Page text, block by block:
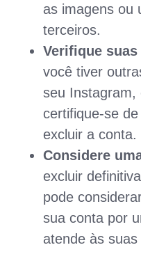
as imagens ou
terceiros.
Verifique
você tiver
seu Instagram,
certifique-se
excluir a conta.
Considere
excluir
pode
sua conta por
atende às